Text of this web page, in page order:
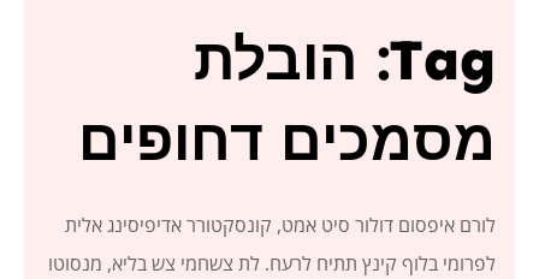
Tag: הובלת
מסמכים דחופים
לורם איפסום דולור סיט אמט, קונסקטורר אדיפיסינג אלית
לפרומי בלוף קינץ תתיח לרעח. לת צשחמי צש בליא, מנסוטו